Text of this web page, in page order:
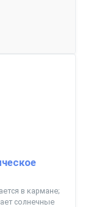
в кармане;
солнечные